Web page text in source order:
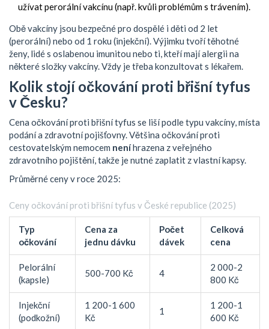
užívat perorální vakcínu (např. kvůli problémům s trávením).
Obě vakcíny jsou bezpečné pro dospělé i děti od 2 let
(perorální) nebo od 1 roku (injekční). Výjimku tvoří těhotné
ženy, lidé s oslabenou imunitou nebo ti, kteří mají alergii na
některé složky vakcíny. Vždy je třeba konzultovat s lékařem.
Kolik stojí očkování proti břišní tyfus
v Česku?
Cena očkování proti břišní tyfus se liší podle typu vakcíny, místa
podání a zdravotní pojišťovny. Většina očkování proti
cestovatelským nemocem neníhrazena z veřejného
zdravotního pojištění, takže je nutné zaplatit z vlastní kapsy.
Průměrné ceny v roce 2025:
Ceny očkování proti břišní tyfus v České republice (2025)
Typ
očkování
Cena za
jednu dávku
Počet
dávek
Celková
cena
Pelorální
(kapsle)
500-700 Kč 4
2 000-2
800 Kč
Injekční
(podkožní)
1 200-1 600
Kč
1
1 200-1
600 Kč